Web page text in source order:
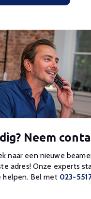
Neem
naar een nieuwe
adres! Onze experts
helpen. Bel met 023-